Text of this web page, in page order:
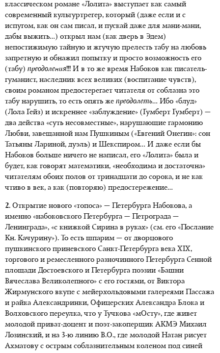
классическом романе «Лолита» выступает как самый
современный культуртрегер, который (даже если и с
испугом, как он сам писал, и пускай даже для мани-мани,
дабы выжить…) открыл нам (как дверь в Эдем)
непостижимую тайную и жгучую прелесть табу на любовь
запретную и обнажил попытку и просто возможность его
(табу) преодоления!!! И в то же время Набоков как писатель-
гуманист, наследник всех великих (воспитание чувств),
своим романом предостерегает читателя от соблазна это
табу нарушить, то есть опять же преодолеть… Ибо «блуд»
(Лола Гейз) и искреннее «заблуждение» (Гумберт Гумберт) —
два действа «суть несовместные», нарушающие гармонию
Любви, завещанной нам Пушкиным («Евгений Онегин»: сон
Татьяны Лариной, дуэль) и Шекспиром… И даже если бы
Набоков больше ничего не написал, его «Лолита» была и
будет, как говорят математики, «необходима и достаточна»
читателям обоих полов от тринадцати до сорока, и не как
чтиво в век, а как (повторяю) предостережение…
2. Открытие нового «топоса» — Петербурга Набокова, а
именно «набоковского Петербурга — Петрограда —
Ленинграда», «с книжкой Сирина в руках» (см. его «Послание
Кн. Качурину»). То есть шпарим — от дворцового
пушкинского приневского Санкт-Петербурга века ХIХ,
торгового и ремесленного разночинного Петербурга Сенной
площади Достоевского и Петербурга поэзии «Башни
Вячеслава Великолепного» с его гостями, от Виктора
Жирмунского вкупе с мейерхольдовыми галереями Пассажа
и райка Александринки, Офицерских Александра Блока и
Волховского переулка, что у Тучкова «мОсту», где живет
молодой приват-доцент и поэт-закоперщик АКМЭ Михаил
Лозинский, и на 3-ю линию В.О., где молодой Натан рисует
Ахматову с острым соблазнительным коленом под синей